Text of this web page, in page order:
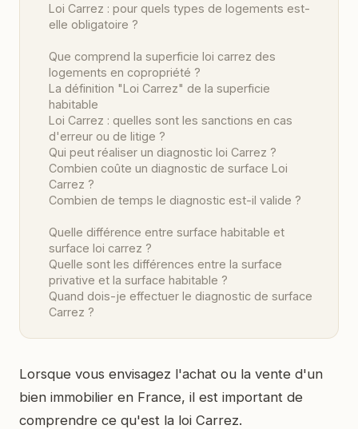
Loi Carrez : pour quels types de logements est-
elle obligatoire ?
Que comprend la superficie loi carrez des
logements en copropriété ?
La définition "Loi Carrez" de la superficie
habitable
Loi Carrez : quelles sont les sanctions en cas
d'erreur ou de litige ?
Qui peut réaliser un diagnostic loi Carrez ?
Combien coûte un diagnostic de surface Loi
Carrez ?
Combien de temps le diagnostic est-il valide ?
Quelle différence entre surface habitable et
surface loi carrez ?
Quelle sont les différences entre la surface
privative et la surface habitable ?
Quand dois-je effectuer le diagnostic de surface
Carrez ?
Lorsque vous envisagez l'achat ou la vente d'un
bien immobilier en France, il est important de
comprendre ce qu'est la loi Carrez.